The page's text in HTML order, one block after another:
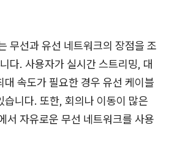
무선과 유선 네트워크의 장점을 조
다. 사용자가 실시간 스트리밍, 대
대 속도가 필요한 경우 유선 케이블
습니다. 또한, 회의나 이동이 많은
서 자유로운 무선 네트워크를 사용